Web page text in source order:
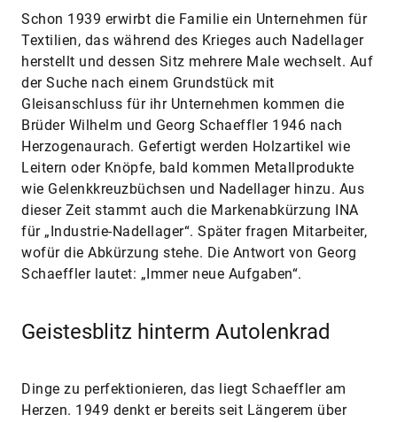
Schon 1939 erwirbt die Familie ein Unternehmen für
Textilien, das während des Krieges auch Nadellager
herstellt und dessen Sitz mehrere Male wechselt. Auf
der Suche nach einem Grundstück mit
Gleisanschluss für ihr Unternehmen kommen die
Brüder Wilhelm und Georg Schaeffler 1946 nach
Herzogenaurach. Gefertigt werden Holzartikel wie
Leitern oder Knöpfe, bald kommen Metallprodukte
wie Gelenkkreuzbüchsen und Nadellager hinzu. Aus
dieser Zeit stammt auch die Markenabkürzung INA
für „Industrie-Nadellager“. Später fragen Mitarbeiter,
wofür die Abkürzung stehe. Die Antwort von Georg
Schaeff­ler lautet: „Immer neue Aufgaben“.
Geistesblitz hinterm Autolenkrad
Dinge zu perfektionieren, das liegt Schaeffler am
Herzen. 1949 denkt er bereits seit Längerem über